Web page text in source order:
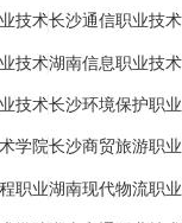
学院
技术长沙通信职业技术
学院
技术湖南信息职业技术
学院
技术长沙环境保护职业
技术学院
学院长沙商贸旅游职业
技术学院
职业湖南现代物流职业